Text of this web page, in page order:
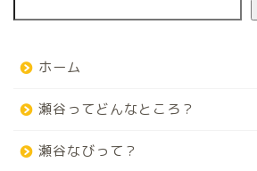
ホーム
瀬谷ってどんなところ？
瀬谷なびって？